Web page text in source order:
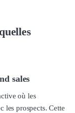
sales
où les
les prospects. Cette